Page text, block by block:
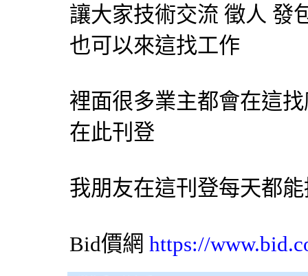
讓大家技術交流 徵人 發
也可以來這找工作
裡面很多業主都會在這
在此刊登
我朋友在這刊登每天都
Bid價網 https://